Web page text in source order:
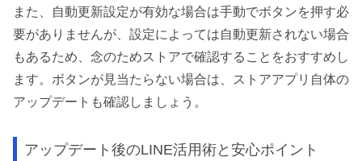
また、自動更新設定が有効な場合は手動でボタンを押す必
要がありませんが、設定によっては自動更新されない場合
もあるため、念のためストアで確認することをおすすめし
ます。ボタンが見当たらない場合は、ストアアプリ自体の
アップデートも確認しましょう。
アップデート後のLINE活用術と安心ポイント